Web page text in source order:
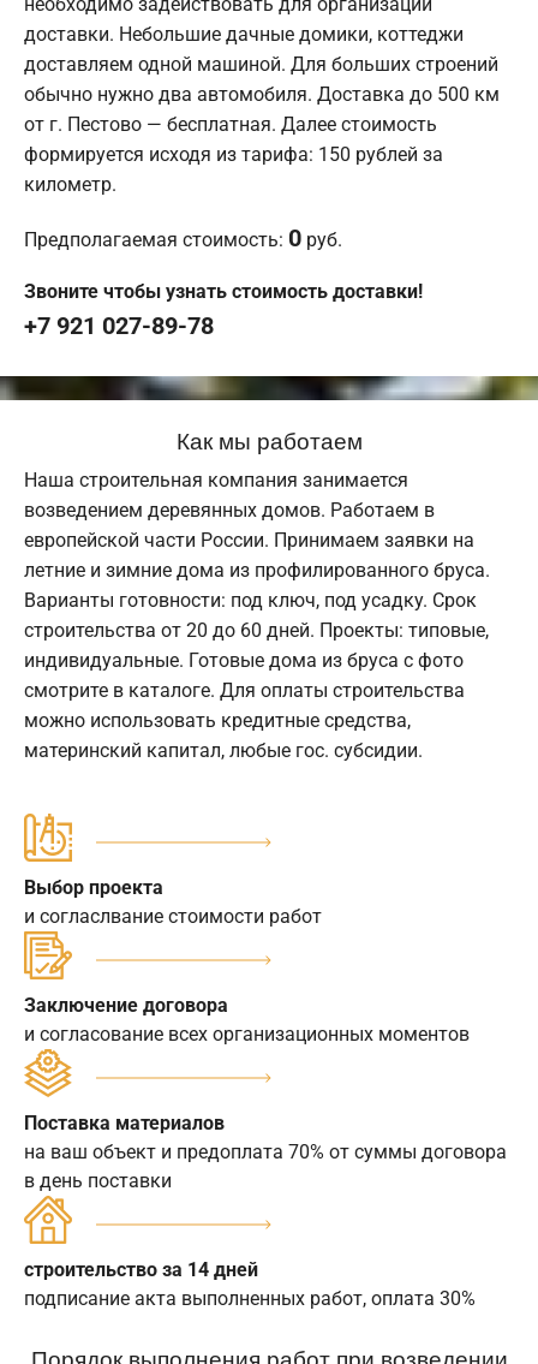
доставки. Небольшие дачные домики, коттеджи
доставляем одной машиной. Для больших строений
обычно нужно два автомобиля. Доставка до 500 км
от г. Пестово — бесплатная. Далее стоимость
формируется исходя из тарифа: 150 рублей за
километр.
Предполагаемая стоимость: 0 руб.
Звоните чтобы узнать стоимость доставки!
+7 921 027-89-78
Как мы работаем
Наша строительная компания занимается
возведением деревянных домов. Работаем в
европейской части России. Принимаем заявки на
летние и зимние дома из профилированного бруса.
Варианты готовности: под ключ, под усадку. Срок
строительства от 20 до 60 дней. Проекты: типовые,
индивидуальные. Готовые дома из бруса с фото
смотрите в каталоге. Для оплаты строительства
можно использовать кредитные средства,
материнский капитал, любые гос. субсидии.
Выбор проекта
и согласлвание стоимости работ
Заключение договора
и согласование всех организационных моментов
Поставка материалов
на ваш объект и предоплата 70% от суммы договора
в день поставки
строительство за 14 дней
подписание акта выполненных работ, оплата 30%
Порядок выполнения работ при возведении